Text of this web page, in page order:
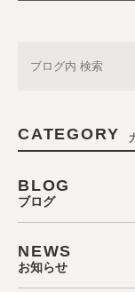
CATEGORY
BLOG
ブログ
NEWS
お知らせ